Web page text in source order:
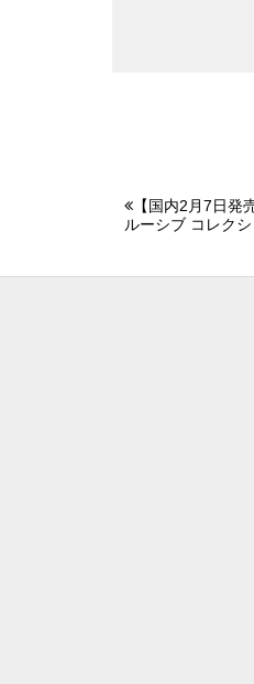
【国内2月7日
ルーシブ コレク